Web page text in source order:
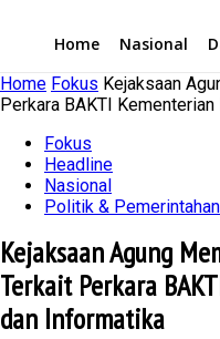
Home Nasional
Home Fokus Kejaksaan
Perkara BAKTI Kementerian
Fokus
Headline
Nasional
Politik & Pemerintahan
Kejaksaan Agung
Terkait Perkara
dan Informatika